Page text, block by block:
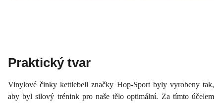
Praktický tvar
Vinylové činky kettlebell značky Hop-Sport byly vyrobeny tak,
aby byl silový trénink pro naše tělo optimální. Za tímto účelem